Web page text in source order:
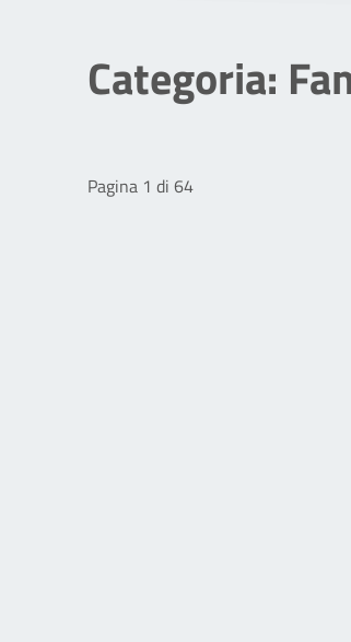
Categoria:
Pagina 1 di 64